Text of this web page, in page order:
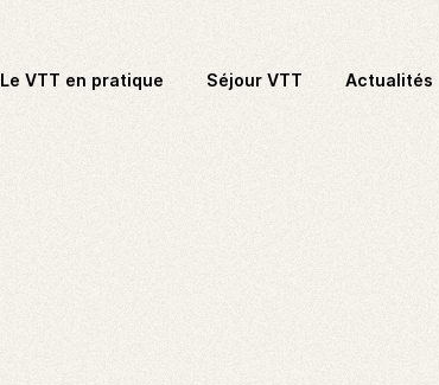
Le VTT en pratique Séjour VTT Actualités